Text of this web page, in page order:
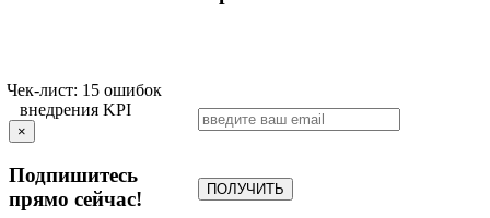
ПОЛУЧИТЬ
×
Подпишитесь
прямо сейчас!